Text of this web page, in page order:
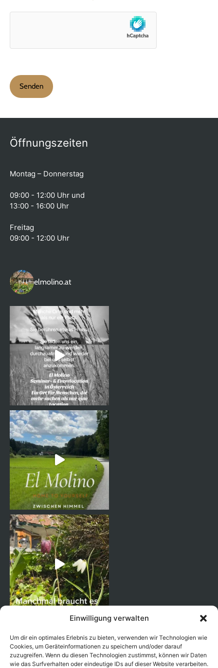
Einwilligung verwalten
Um dir ein optimales Erlebnis zu bieten, verwenden wir Technologien wie
Cookies, um Geräteinformationen zu speichern und/oder darauf
zuzugreifen. Wenn du diesen Technologien zustimmst, können wir Daten
wie das Surfverhalten oder eindeutige IDs auf dieser Website verarbeiten.
Öffnungszeiten
Montag – Donnerstag
09:00 - 12:00 Uhr und
13:00 - 16:00 Uhr
Freitag
09:00 - 12:00 Uhr
elmolino.at